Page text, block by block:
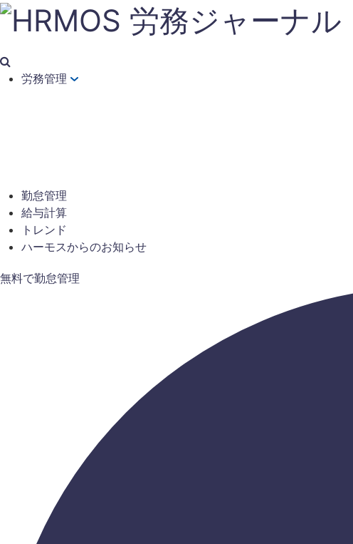
労務管理
勤怠管理
給与計算
トレンド
ハーモスからのお知らせ
無料で勤怠管理